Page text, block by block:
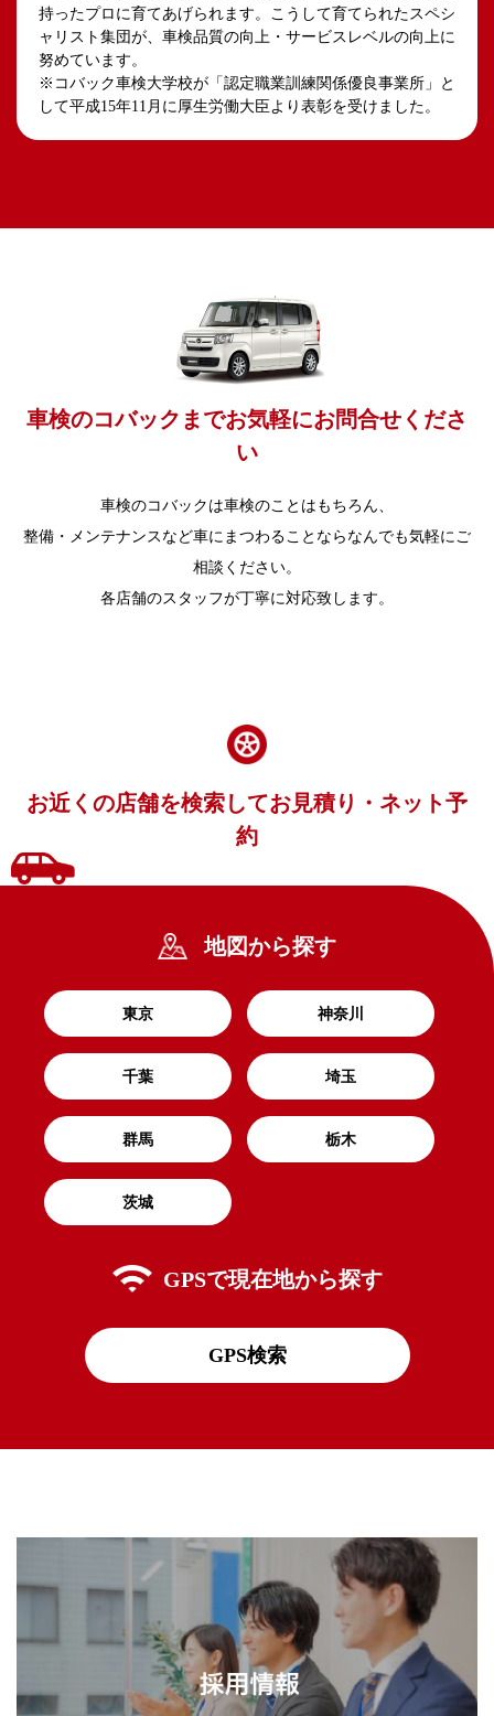
持ったプロに育てあげられます。こうして育てられたスペシ
ャリスト集団が、車検品質の向上・サービスレベルの向上に
努めています。
※コバック車検大学校が「認定職業訓練関係優良事業所」と
して平成15年11月に厚生労働大臣より表彰を受けました。
車検のコバックまでお気軽にお問合せくださ
い
車検のコバックは車検のことはもちろん、
整備・メンテナンスなど車にまつわることならなんでも気軽にご
相談ください。
各店舗のスタッフが丁寧に対応致します。
お近くの店舗を検索してお見積り・ネット予
約
地図から探す
東京 神奈川
千葉 埼玉
群馬 栃木
茨城
GPSで現在地から探す
GPS検索